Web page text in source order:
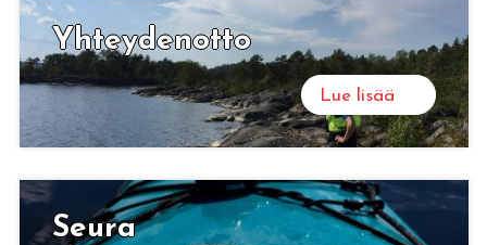
Yh­tey­den­ot­to
Lue lisää
Seura